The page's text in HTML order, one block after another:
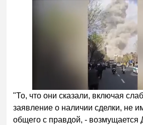
"То, что они сказали, включая
заявление о наличии сделки, не
общего с правдой, - возмущается